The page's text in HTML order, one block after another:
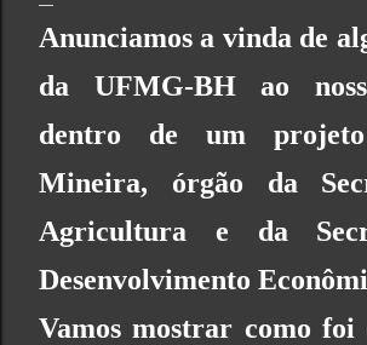
Anunciamos a vinda de
da UFMG-BHao
dentro de um
Mineira, órgão da
Agricultura e da
Desenvolvimento
Vamos mostrar como foi